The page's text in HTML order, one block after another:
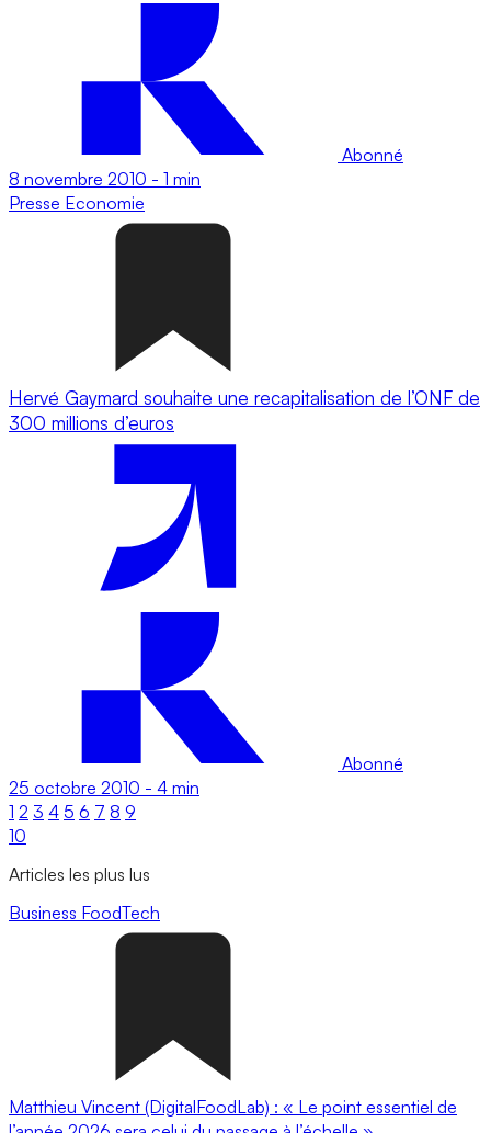
Abonné
8 novembre 2010 - 1 min
Presse Economie
Hervé Gaymard souhaite une recapitalisation de l’ONF de
300 millions d’euros
Abonné
25 octobre 2010 - 4 min
1 2 3 4 5 6 7 8 9
10
Articles les plus lus
Business FoodTech
Matthieu Vincent (DigitalFoodLab) : « Le point essentiel de